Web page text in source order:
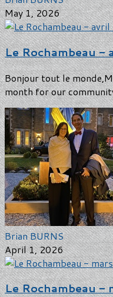
May 1, 2026
Le Rochambeau -
Bonjour tout le
month for our
Brian BURNS
April 1, 2026
Le Rochambeau -